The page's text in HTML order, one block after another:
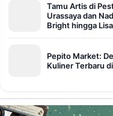
Tamu Artis di
Urassaya dan
Bright hingga
Pepito Market:
Kuliner Terbaru